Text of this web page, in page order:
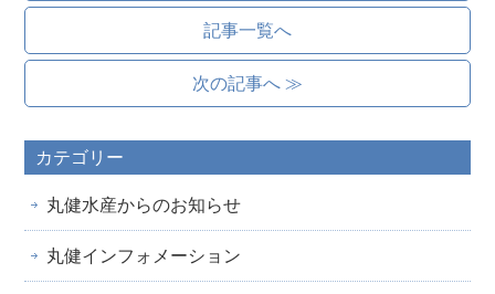
記事一覧へ
次の記事へ ≫
カテゴリー
丸健水産からのお知らせ
丸健インフォメーション